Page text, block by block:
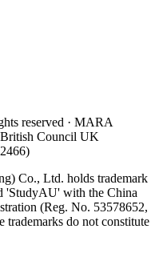
reserved · MARA
British Council UK
Co., Ltd. holds trademark
'StudyAU' with the China
(Reg. No. 53578652,
trademarks do not constitute